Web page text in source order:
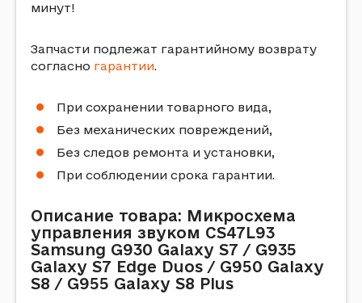
минут!
Запчасти подлежат гарантийному возврату
согласно гарантии.
При сохранении товарного вида,
Без механических повреждений,
Без следов ремонта и установки,
При соблюдении срока гарантии.
Описание товара: Микросхема
управления звуком CS47L93
Samsung G930 Galaxy S7 / G935
Galaxy S7 Edge Duos / G950 Galaxy
S8 / G955 Galaxy S8 Plus